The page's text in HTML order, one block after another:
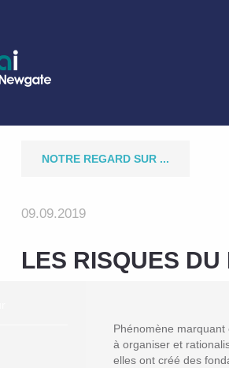
NOTRE REGARD SUR ...
09.09.2019
LES RISQUES DU
Phénomène marquant
à organiser et
elles ont créé des